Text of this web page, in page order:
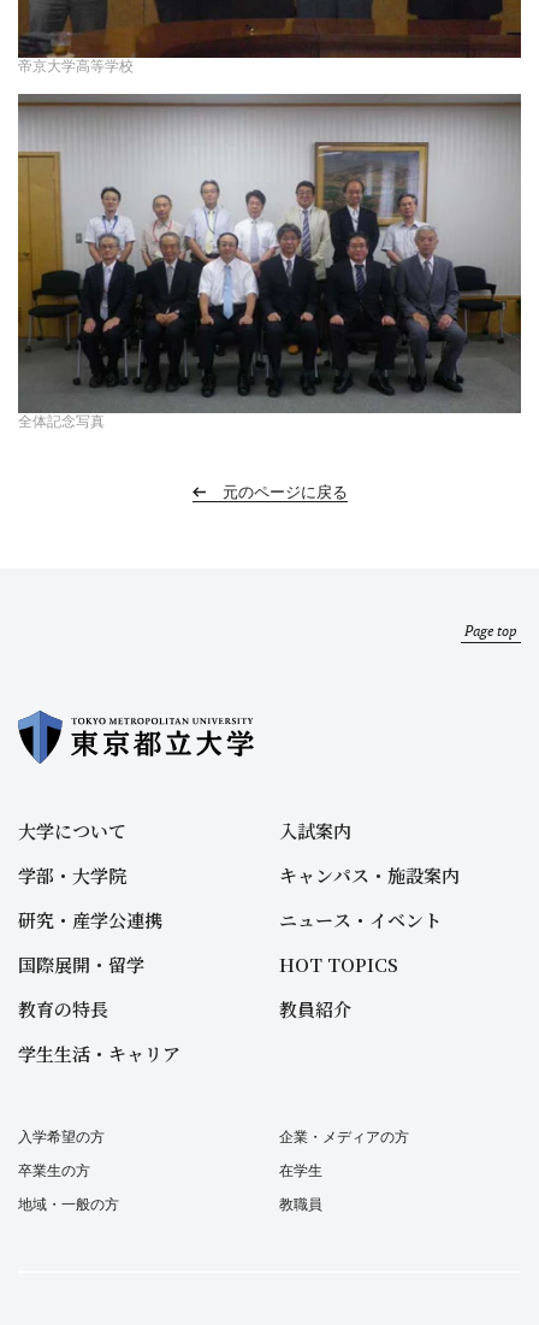
帝京大学高等学校
全体記念写真
元のページに戻る
Page top
大学について
学部・大学院
研究・産学公連携
国際展開・留学
教育の特長
学生生活・キャリア
入試案内
キャンパス・施設案内
ニュース・イベント
HOT TOPICS
教員紹介
入学希望の方
卒業生の方
地域・一般の方
企業・メディアの方
在学生
教職員